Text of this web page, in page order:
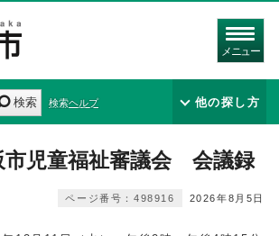
メニュー
検索 検索ヘルプ 他の探し方
市児童福祉審議会 会議録
2026年8月5日
ページ番号：498916